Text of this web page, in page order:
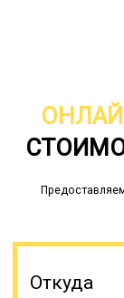
Откуда